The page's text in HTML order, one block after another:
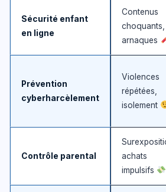
Sécurité enfant
en ligne
Contenus
choquants,
arnaques
Prévention
cyberharcèlement
Violences
répétées,
isolement
Contrôle parental
achats
impulsifs